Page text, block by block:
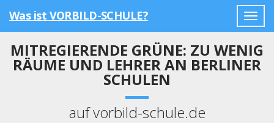
Was ist VORBILD-SCHULE?
MITREGIERENDE GRÜNE: ZU WENIG
RÄUME UND LEHRER AN BERLINER
SCHULEN
auf vorbild-schule.de